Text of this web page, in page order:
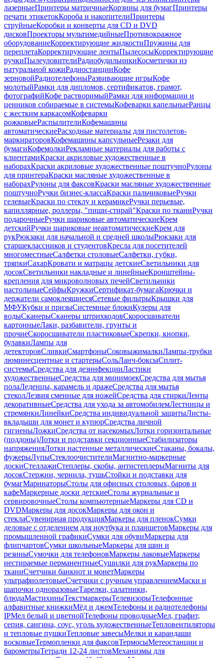
лазерныеПринтеры матричныеКорзины для бумагПринтеры
печати этикетокКороба и накопителиПринтеры
струйныеКоробки и конверты для CD и DVD
дисковПроекторы мультимедийныеПротивокражное
оборудованиеКорректирующие жидкостиПружины для
переплетаКорректирующие лентыПылесосыКорректирующие
ручкиПылеуловителиРадиобудильникиКосметички из
натуральной кожиРадиостанцииКофе
зерновойРадиотелефоныРазвивающие игрыКофе
молотыйРамки для дипломов, сертификатов, грамот,
фотографийКофе растворимыйРамки для информации и
ценников собираемые в системыКофеварки капельныеРанцы
с жестким каркасомКофеварки
рожковыеРаспылителиКофемашины
автоматическиеРасходные материалы для пистолетов-
маркираторовКофемашины капсульныеРезаки для
бумагиКофемолкиРекламные материалы для работы с
клиентамиКраски акриловые художественные в
наборахКраски акриловые художественные поштучноРулоны
для принтераКраски масляные художественные в
наборахРулоны для факсовКраски масляные художественные
поштучноРучки бизнес-классаКраски пальчиковыеРучки
гелевыеКраски по стеклу и керамикеРучки перьевые,
капиллярные, роллеры, "пиши-стирай"Краски по тканиРучки
подарочныеРучки шариковые автоматическиеКрем
детскийРучки шариковые неавтоматическиеКрем для
рукРюкзаки для начальной и средней школыРюкзаки для
старшеклассников и студентовКресла для посетителей
многоместныеСалфетки столовыеСалфетки, губки,
тряпкиСахарКровати и матрацы детскиеСветильники для
досокСветильники накладные и линейныеКронштейны-
крепления для микроволновых печейСветильники
настольныеСейфыКружкиСертификат-бумагаКрючки и
держатели самоклеящиесяСетевые фильтрыКрышки для
МФУКубки и призыСистемные блокиКулеры для
водыСканерыСканеры штрихкодовСкоросшиватели
картонныеЛаки, разбавители, грунты и
прочиеСкоросшиватели пластиковыеСкрепки, кнопки,
булавкиЛампы для
детекторовСливкиСмартфоныСоковыжималкиЛампы-трубки
люминесцентные и стартерыСольЛанч-боксыСплит-
системыСредства для дезинфекцииЛастики
художественныеСредства для минимоекСредства для мытья
полаЛеденцы, карамель и дражеСредства для мытья
стеколЛезвия сменные для ножейСредства для стиркиЛенты
декоративныеСредства для ухода за автомобилемЛестницы и
стремянкиЛинейкиСредства индивидуальной защитыЛисты-
вкладыши для монет и купюрСредства личной
гигиеныЛожкиСредства от насекомыхЛотки горизонтальные
(поддоны)Лотки и подставки секционныеСтабилизаторы
напряженияЛотки настенные металлическиеСтаканы, бокалы,
фужерыЛупыСтеклоочистителиМагнитно-маркерные
доскиСтеллажиСтеплеры, скобы, антистеплерыМагниты для
досокСтержни, чернила, тушьСтойки и подставки для
бумагМаринаторыСтолы для офисных столовых, баров и
кафеМаркерные доски детскиеСтолы журнальные и
сервировочныеСтолы компьютерныеМаркеры для CD и
DVDМаркеры для досокМаркеры для окон и
стеклаСувенирная продукцияМаркеры для пленокСумки
деловые с отделением для ноутбука и планшетовМаркеры для
промышленной графикиСумки для обувиМаркеры для
флипчартовСумки школьныеМаркеры для шин и
резиныСумочки для телефоновМаркеры лаковыеМаркеры
нестираемые перманентныеСушилки для рукМаркеры по
тканиСчетчики банкнот и монетМаркеры
ультрафиолетовыеСчетчики с ручным управлениемМаски и
шапочки одноразовыеТарелки, салатники,
блюдаМастихиныТекстмаркерыТелевизорыТелефонные
алфавитные книжкиМёд и джемТелефоны и радиотелефоны
IPМел белый и цветнойТелефоны проводныеМел, графит,
сепия, сангина, соус, уголь художественныеТепловентиляторы
и тепловые пушкиТепловые завесыМелки и карандаши
восковыеТермопленки для факсовТермосыМетеостанции и
барометрыТетради 12-24 листовМеханизмы для